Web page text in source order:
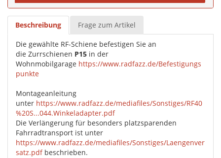
Beschreibung Frage zum Artikel
Die gewählte RF-Schiene befestigen Sie an
die Zurrschienen P15 in der
Wohnmobilgarage https://www.radfazz.de/Befestigungs
punkte
Montageanleitung
unter https://www.radfazz.de/mediafiles/Sonstiges/RF40
%20S...044.Winkeladapter.pdf
Die Verlängerung für besonders platzsparenden
Fahrradtransport ist unter
https://www.radfazz.de/mediafiles/Sonstiges/Laengenver
satz.pdfbeschrieben.